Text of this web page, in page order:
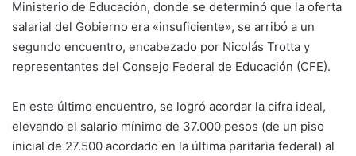
Ministerio de Educación, donde se determinó que la oferta
salarial del Gobierno era «insuficiente», se arribó a un
segundo encuentro, encabezado por Nicolás Trotta y
representantes del Consejo Federal de Educación (CFE).
En este último encuentro, se logró acordar la cifra ideal,
elevando el salario mínimo de 37.000 pesos (de un piso
inicial de 27.500 acordado en la última paritaria federal) al